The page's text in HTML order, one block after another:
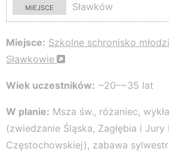
miejsce
Sławków
Miejsce: Szkolne schronisko
Sławkowie
Wiek uczestników: ~20–~35 lat
W planie: Msza św., różaniec,
(zwiedzanie Śląska, Zagłębia i
Częstochowskiej), zabawa